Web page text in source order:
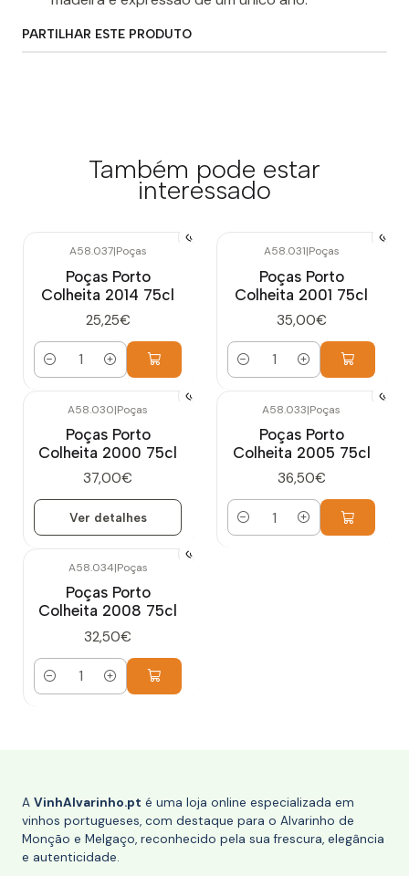
PARTILHAR ESTE PRODUTO
Também pode estar
interessado
A58.037|Poças
Poças Porto
Colheita 2014 75cl
25,25€
Quantidade
A58.031|Poças
Poças Porto
Colheita 2001 75cl
35,00€
Quantidade
A58.030|Poças
Poças Porto
Colheita 2000 75cl
37,00€
Ver detalhes
A58.033|Poças
Poças Porto
Colheita 2005 75cl
36,50€
Quantidade
A58.034|Poças
Poças Porto
Colheita 2008 75cl
32,50€
Quantidade
A VinhAlvarinho.pt é uma loja online especializada em
vinhos portugueses, com destaque para o Alvarinho de
Monção e Melgaço, reconhecido pela sua frescura, elegância
e autenticidade.